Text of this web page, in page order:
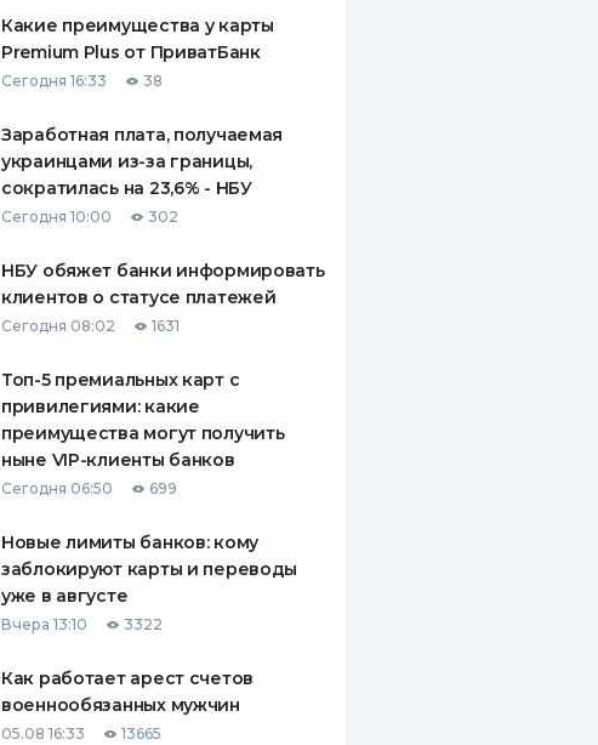
Какие преимущества у карты
Premium Plus от ПриватБанк
Сегодня 16:33 38
Заработная плата, получаемая
украинцами из-за границы,
сократилась на 23,6% - НБУ
Сегодня 10:00 302
НБУ обяжет банки информировать
клиентов о статусе платежей
Сегодня 08:02 1631
Топ-5 премиальных карт с
привилегиями: какие
преимущества могут получить
ныне VIP-клиенты банков
Сегодня 06:50 699
Новые лимиты банков: кому
заблокируют карты и переводы
уже в августе
Вчера 13:10 3322
Как работает арест счетов
военнообязанных мужчин
05.08 16:33 13665